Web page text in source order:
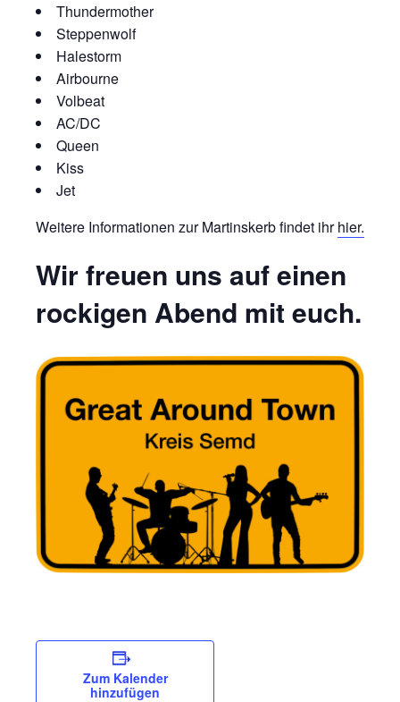
Thundermother
Steppenwolf
Halestorm
Airbourne
Volbeat
AC/DC
Queen
Kiss
Jet
Weitere Informationen zur Martinskerb findet ihrhier.
Wir freuen uns auf einen
rockigen Abend mit euch.
Zum Kalender
hinzufügen